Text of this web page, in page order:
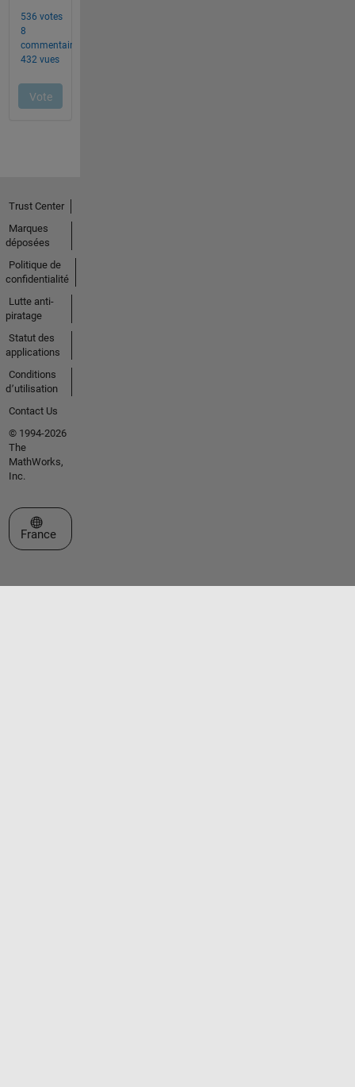
Trust Center
Marques
déposées
Politique de
confidentialité
Lutte anti-
piratage
Statut des
applications
Conditions
d՚utilisation
Contact Us
© 1994-2026
The
MathWorks,
Inc.
Sélectionner un site web
France